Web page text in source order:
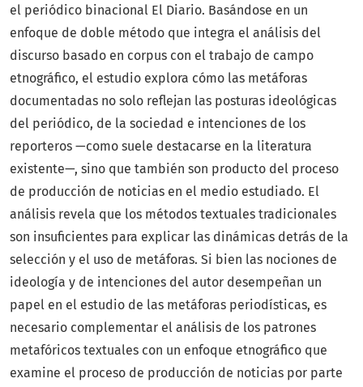
el periódico binacional El Diario. Basándose en un
enfoque de doble método que integra el análisis del
discurso basado en corpus con el trabajo de campo
etnográfico, el estudio explora cómo las metáforas
documentadas no solo reflejan las posturas ideológicas
del periódico, de la sociedad e intenciones de los
reporteros —como suele destacarse en la literatura
existente—, sino que también son producto del proceso
de producción de noticias en el medio estudiado. El
análisis revela que los métodos textuales tradicionales
son insuficientes para explicar las dinámicas detrás de la
selección y el uso de metáforas. Si bien las nociones de
ideología y de intenciones del autor desempeñan un
papel en el estudio de las metáforas periodísticas, es
necesario complementar el análisis de los patrones
metafóricos textuales con un enfoque etnográfico que
examine el proceso de producción de noticias por parte